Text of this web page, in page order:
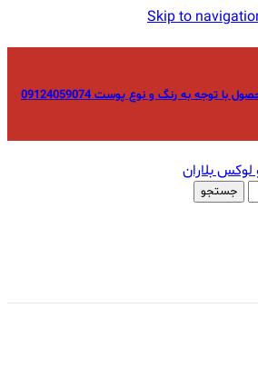
Skip to
توجه به رنگ و نوع پوست 09124059074
جستجو